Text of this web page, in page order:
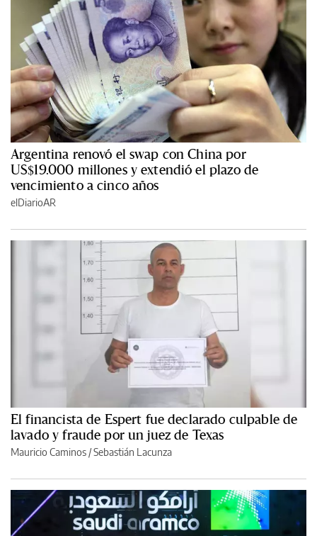
Argentina renovó el swap con China por
US$19.000 millones y extendió el plazo de
vencimiento a cinco años
elDiarioAR
El financista de Espert fue declarado culpable de
lavado y fraude por un juez de Texas
Mauricio Caminos /Sebastián Lacunza